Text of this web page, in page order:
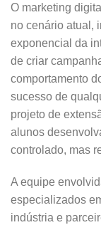
O marketing
no cenário atual,
exponencial da
de criar
comportamento
sucesso de
projeto de
alunos
controlado, mas
A equipe
especializados
indústria e